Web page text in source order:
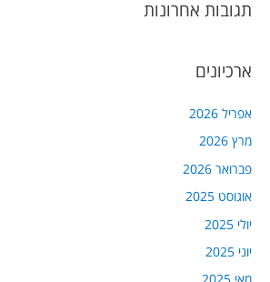
תגובות אחרונות
ארכיונים
אפריל 2026
מרץ 2026
פברואר 2026
אוגוסט 2025
יולי 2025
יוני 2025